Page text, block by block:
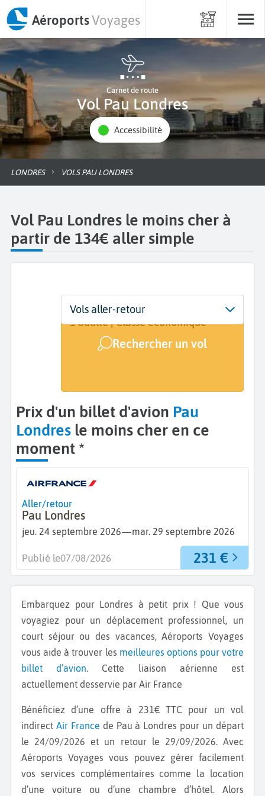
AéroportsVoyages
Carnet de route
Vol Pau Londres
Accessibilité
LONDRES VOLS PAU LONDRES
Vol Pau Londres le moins cher à
partir de 134€ aller simple
Départ
Pau (PUF)
Dates
24 sept. - 29 sept.
Voyageurs | Classe
1 adulte | Classe économique
Rechercher un vol
Vols aller-retour
Prix d'un billet d'avion Pau
Londres le moins cher en ce
moment *
Aller/retour
Pau Londres
jeu. 24 septembre 2026—mar. 29 septembre 2026
231 €
Publié le07/08/2026
Embarquez pour Londres à petit prix ! Que vous
voyagiez pour un déplacement professionnel, un
court séjour ou des vacances, Aéroports Voyages
vous aide à trouver les meilleures options pour votre
billet d’avion. Cette liaison aérienne est
actuellement desservie par Air France
Bénéficiez d’une offre à 231€ TTC pour un vol
indirect Air France de Pau à Londres pour un départ
le 24/09/2026 et un retour le 29/09/2026. Avec
Aéroports Voyages vous pouvez gérer facilement
vos services complémentaires comme la location
d’une voiture ou d’une chambre d’hôtel. Alors